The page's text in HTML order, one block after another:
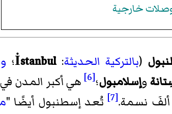
خارجية
(بالتركية الحديثة:
İstanbul؛
وإسلامبول؛[6] هي أكبر المدن في
[7] تُعد إسطنبول أيضًا "